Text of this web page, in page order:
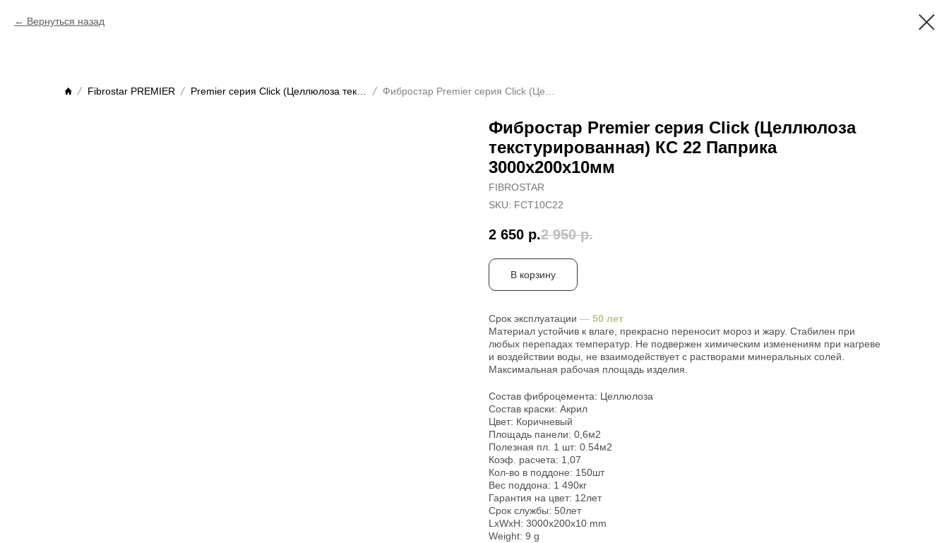
Вернуться назад
Fibrostar PREMIER
Фибростар Premier серия Click (Целлюлоза
текстурированная) КС 22 Паприка
3000х200х10мм
FIBROSTAR
SKU: FCT10C22
2 650 р.2 950 р.
В корзину
Срок эксплуатации — 50 лет
Материал устойчив к влаге, прекрасно переносит мороз и жару. Стабилен при
любых перепадах температур. Не подвержен химическим изменениям при нагреве
и воздействии воды, не взаимодействует с растворами минеральных солей.
Максимальная рабочая площадь изделия.
Состав фиброцемента: Целлюлоза
Состав краски: Акрил
Цвет: Коричневый
Площадь панели: 0,6м2
Полезная пл. 1 шт: 0.54м2
Коэф. расчета: 1,07
Кол-во в поддоне: 150шт
Вес поддона: 1 490кг
Гарантия на цвет: 12лет
Срок службы: 50лет
LxWxH: 3000x200x10 mm
Weight: 9 g